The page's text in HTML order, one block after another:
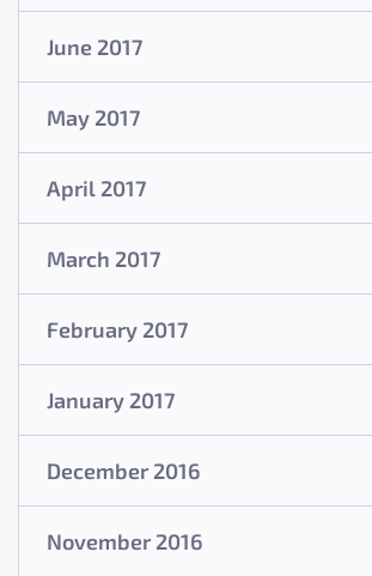
June 2017
May 2017
April 2017
March 2017
February 2017
January 2017
December 2016
November 2016